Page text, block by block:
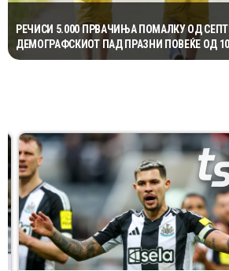
РЕЧИСИ 5.000 ПРВАЧИЊА ПОМАЛКУ ОД
ДЕМОГРАФСКИОТ ПАД ПРАЗНИ ПОВЕЌЕ ОД